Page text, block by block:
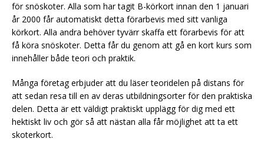
för snöskoter. Alla som har tagit B-körkort innan den 1 januari
år 2000 får automatiskt detta förarbevis med sitt vanliga
körkort. Alla andra behöver tyvärr skaffa ett förarbevis för att
få köra snöskoter. Detta får du genom att gå en kort kurs som
innehåller både teori och praktik.
Många företag erbjuder att du läser teoridelen på distans för
att sedan resa till en av deras utbildningsorter för den praktiska
delen. Detta är ett väldigt praktiskt upplägg för dig med ett
hektiskt liv och gör så att nästan alla får möjlighet att ta ett
skoterkort.